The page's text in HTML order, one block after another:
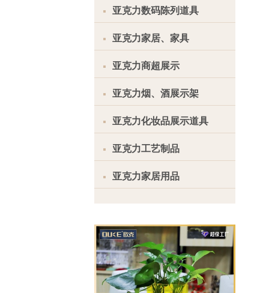
亚克力数码陈列道具
亚克力家居、家具
亚克力商超展示
亚克力烟、酒展示架
亚克力化妆品展示道具
亚克力工艺制品
亚克力家居用品